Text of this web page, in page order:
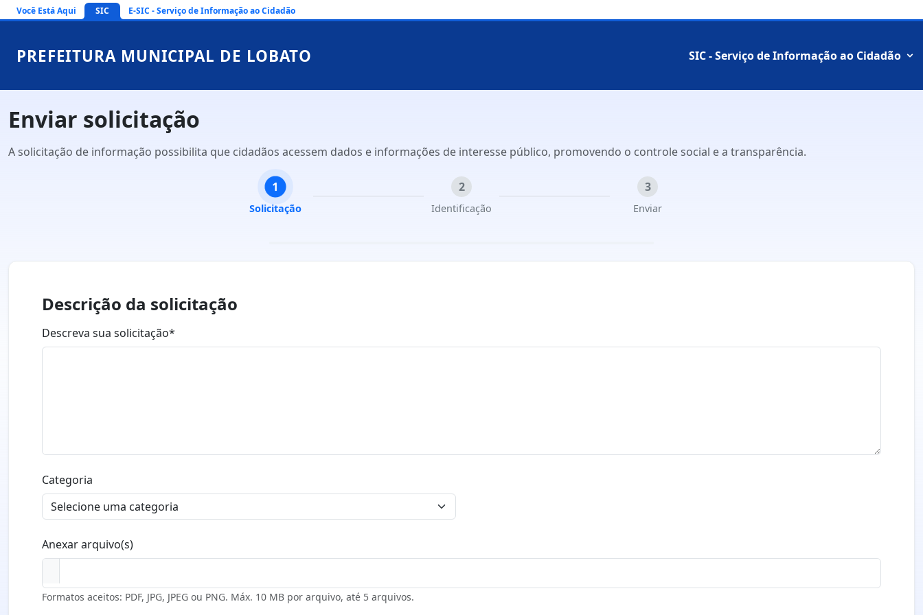
Você Está Aqui SIC E-SIC - Serviço de Informação ao Cidadão
PREFEITURA MUNICIPAL DE LOBATO SIC - Serviço de Informação ao Cidadão
Enviar solicitação
A solicitação de informação possibilita que cidadãos acessem dados e informações de interesse público, promovendo o controle social e a transparência.
1
Solicitação
2
Identificação
3
Enviar
Descrição da solicitação
Descreva sua solicitação*
Categoria
Anexar arquivo(s)
Formatos aceitos: PDF, JPG, JPEG ou PNG. Máx. 10 MB por arquivo, até 5 arquivos.